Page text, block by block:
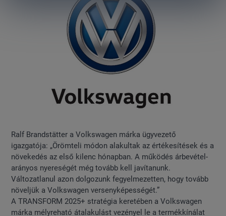
Ralf Brandstätter a Volkswagen márka ügyvezető
igazgatója: „Örömteli módon alakultak az értékesítések és a
növekedés az első kilenc hónapban. A működés árbevétel-
arányos nyereségét még tovább kell javítanunk.
Változatlanul azon dolgozunk fegyelmezetten, hogy tovább
növeljük a Volkswagen versenyképességét.”
A TRANSFORM 2025+ stratégia keretében a Volkswagen
márka mélyreható átalakulást vezényel le a termékkínálat